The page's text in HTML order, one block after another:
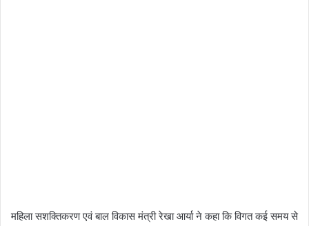
महिला सशक्तिकरण एवं बाल विकास मंत्री रेखा आर्या ने कहा कि विगत कई समय से